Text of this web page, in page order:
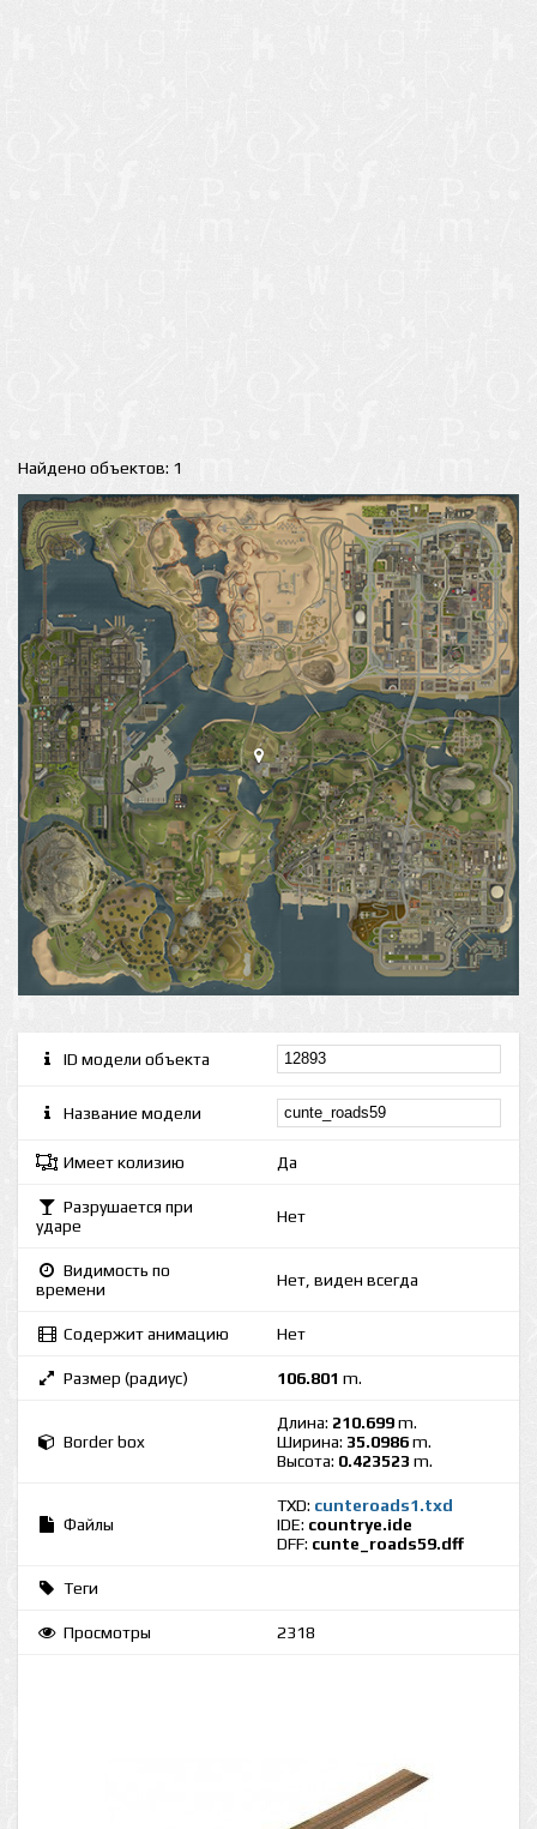
Найдено объектов: 1
ID модели объекта
Название модели
Имеет колизию Да
Разрушается при
ударе
Нет
Видимость по
времени
Нет, виден всегда
Содержит анимацию Нет
Размер (радиус) 106.801 m.
Border box
Длина: 210.699m.
Ширина: 35.0986m.
Высота: 0.423523 m.
Файлы
TXD: cunteroads1.txd
IDE: countrye.ide
DFF: cunte_roads59.dff
Теги
Просмотры 2318